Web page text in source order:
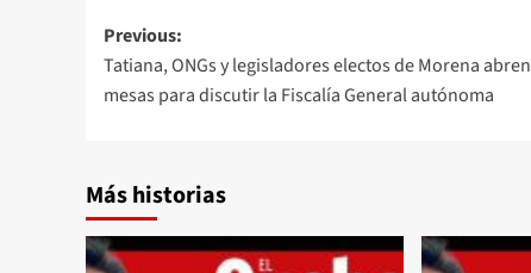
Post
navigation
Previous:
Tatiana, ONGs y legisladores electos de Morena abren
mesas para discutir la Fiscalía General autónoma
Más historias